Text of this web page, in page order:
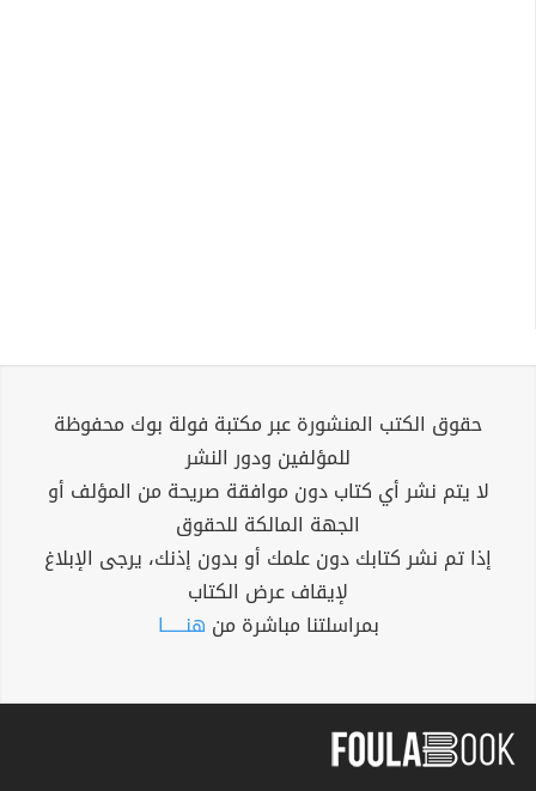
حقوق الكتب المنشورة عبر مكتبة فولة بوك محفوظة
للمؤلفين ودور النشر
لا يتم نشر أي كتاب دون موافقة صريحة من المؤلف أو
الجهة المالكة للحقوق
إذا تم نشر كتابك دون علمك أو بدون إذنك، يرجى الإبلاغ
لإيقاف عرض الكتاب
بمراسلتنا مباشرة من هنــــــا